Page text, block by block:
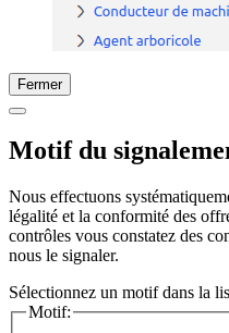
Fermer
Motif du
Nous effectuons
légalité et la conformité des
contrôles vous constatez des
nous le signaler.
Sélectionnez un motif dans la
Motif: